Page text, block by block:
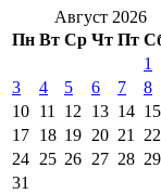
Август 2026
Пн Вт Ср Чт Пт
1
3
4 5 6 7 8
10 11 12 13 14 15
17 18 19 20 21 22
24 25 26 27 28 29
31